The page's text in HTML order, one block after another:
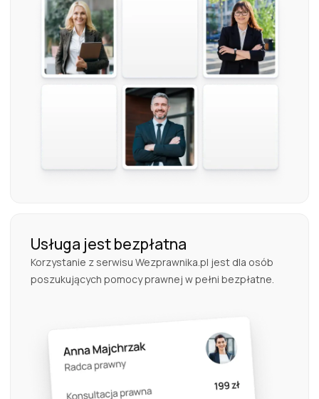
Usługa jest bezpłatna
Korzystanie z serwisu Wezprawnika.pl jest dla osób
poszukujących pomocy prawnej w pełni bezpłatne.